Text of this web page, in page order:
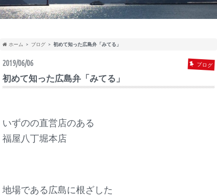
ホーム ブログ 初めて知った広島弁「みてる」
2019/06/06 ブログ
初めて知った広島弁「みてる」
いずのの直営店のある
福屋八丁堀本店
地場である広島に根ざした